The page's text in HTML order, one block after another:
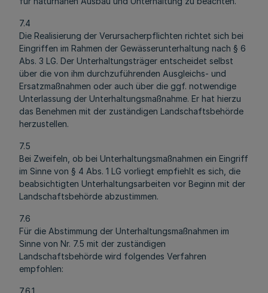
7.4
Die Realisierung der Verursacherpflichten richtet sich bei
Eingriffen im Rahmen der Gewässerunterhaltung nach § 6
Abs. 3 LG. Der Unterhaltungsträger entscheidet selbst
über die von ihm durchzuführenden Ausgleichs- und
Ersatzmaßnahmen oder auch über die ggf. notwendige
Unterlassung der Unterhaltungsmaßnahme. Er hat hierzu
das Benehmen mit der zuständigen Landschaftsbehörde
herzustellen.
7.5
Bei Zweifeln, ob bei Unterhaltungsmaßnahmen ein Eingriff
im Sinne von § 4 Abs. 1 LG vorliegt empfiehlt es sich, die
beabsichtigten Unterhaltungsarbeiten vor Beginn mit der
Landschaftsbehörde abzustimmen.
7.6
Für die Abstimmung der Unterhaltungsmaßnahmen im
Sinne von Nr. 7.5 mit der zuständigen
Landschaftsbehörde wird folgendes Verfahren
empfohlen:
7.6.1